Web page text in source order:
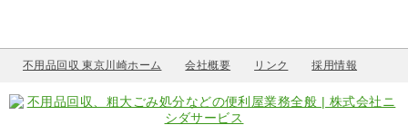
不用品回収 東京川崎ホーム 会社概要 リンク 採用情報